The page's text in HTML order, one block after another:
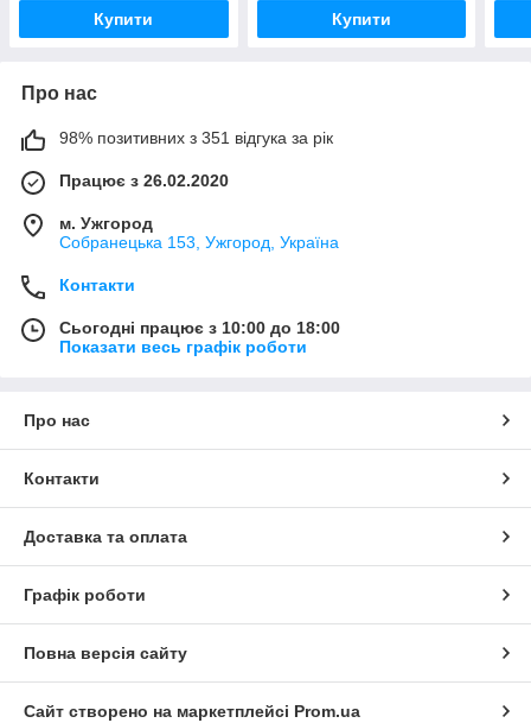
Купити Купити
Про нас
98% позитивних з 351 відгука за рік
Працює з 26.02.2020
м. Ужгород
Собранецька 153, Ужгород, Україна
Контакти
Сьогодні працює з 10:00 до 18:00
Показати весь графік роботи
Про нас
Контакти
Доставка та оплата
Графік роботи
Повна версія сайту
Сайт створено на маркетплейсі Prom.ua